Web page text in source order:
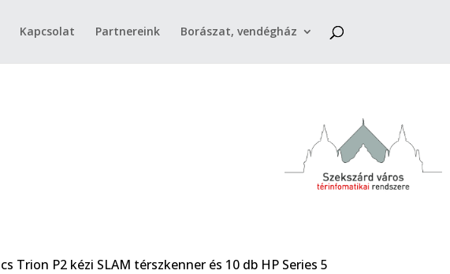
Kapcsolat Partnereink Borászat, vendégház
Trion P2 kézi SLAM térszkenner és 10 db HP Series 5